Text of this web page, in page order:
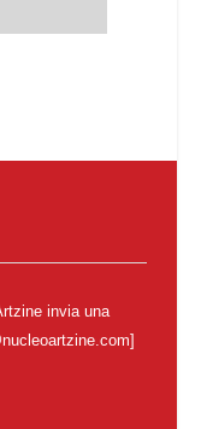
invia una